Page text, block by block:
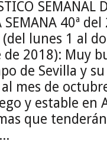
SEMANAL
SEMANA 40ª
(del lunes 1 al
2018): Muy
de Sevilla y
mes de
y estable en
que